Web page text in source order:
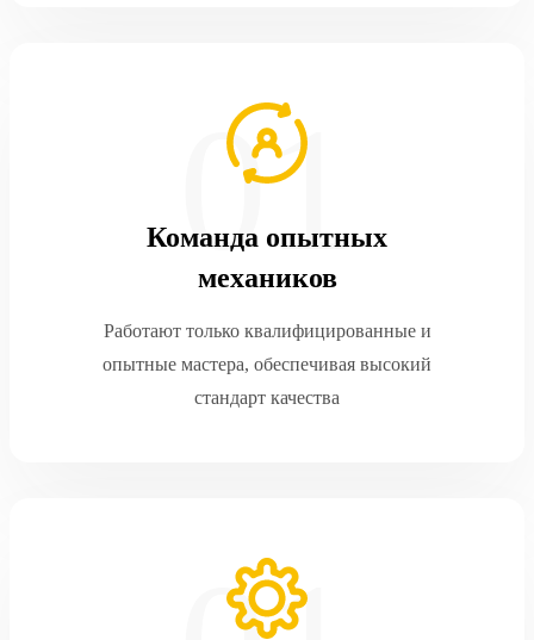
Команда опытных
механиков
Работают только квалифицированные и
опытные мастера, обеспечивая высокий
стандарт качества